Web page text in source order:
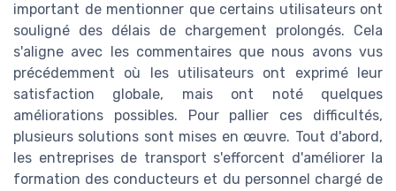
important de mentionner que certains utilisateurs ont
souligné des délais de chargement prolongés. Cela
s'aligne avec les commentaires que nous avons vus
précédemment où les utilisateurs ont exprimé leur
satisfaction globale, mais ont noté quelques
améliorations possibles. Pour pallier ces difficultés,
plusieurs solutions sont mises en œuvre. Tout d'abord,
les entreprises de transport s'efforcent d'améliorer la
formation des conducteurs et du personnel chargé de